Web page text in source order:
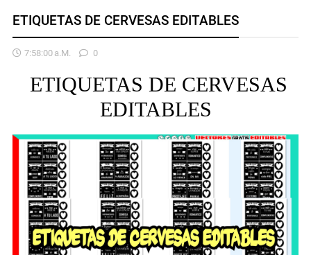
ETIQUETAS DE CERVESAS EDITABLES
7:58:00 A.m. 0
ETIQUETAS DE CERVESAS
EDITABLES